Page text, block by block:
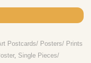
Postcards/ Posters/ Prints
, Single Pieces/